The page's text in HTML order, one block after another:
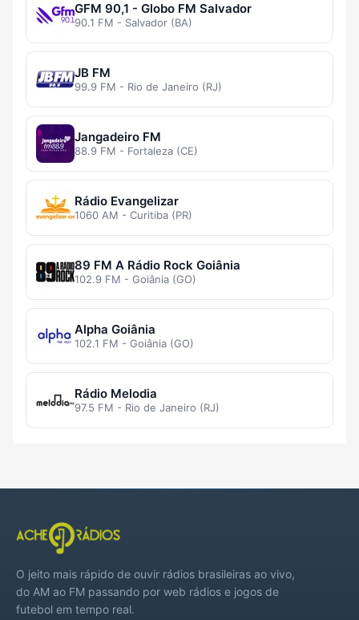
GFM 90,1 - Globo FM Salvador
90.1 FM - Salvador (BA)
JB FM
99.9 FM - Rio de Janeiro (RJ)
Jangadeiro FM
88.9 FM - Fortaleza (CE)
Rádio Evangelizar
1060 AM - Curitiba (PR)
89 FM A Rádio Rock Goiânia
102.9 FM - Goiânia (GO)
Alpha Goiânia
102.1 FM - Goiânia (GO)
Rádio Melodia
97.5 FM - Rio de Janeiro (RJ)
O jeito mais rápido de ouvir rádios brasileiras ao vivo,
do AM ao FM passando por web rádios e jogos de
futebol em tempo real.